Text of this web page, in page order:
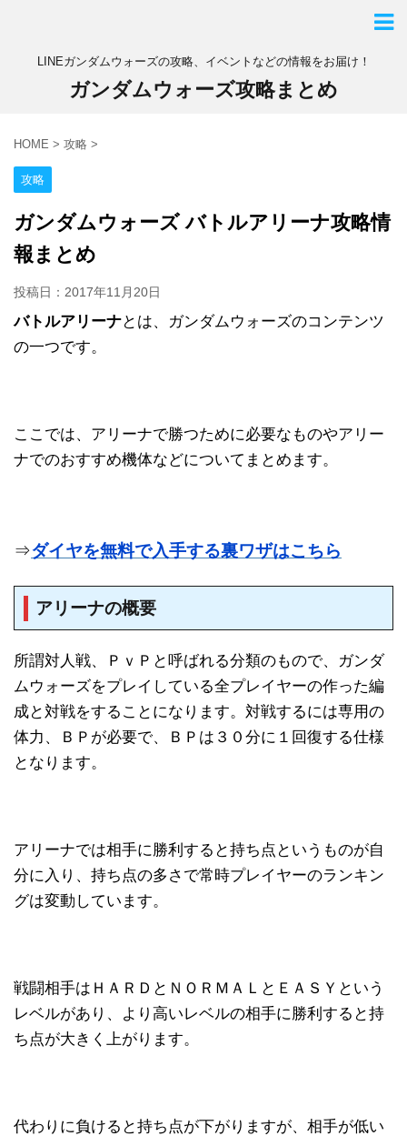
LINEガンダムウォーズの攻略、イベントなどの情報をお届け！
ガンダムウォーズ攻略まとめ
HOME > 攻略 >
攻略
ガンダムウォーズ バトルアリーナ攻略情
報まとめ
投稿日： 2017年11月20日
バトルアリーナとは、ガンダムウォーズのコンテンツ
の一つです。
ここでは、アリーナで勝つために必要なものやアリー
ナでのおすすめ機体などについてまとめます。
⇒ダイヤを無料で入手する裏ワザはこちら
アリーナの概要
所謂対人戦、ＰｖＰと呼ばれる分類のもので、ガンダ
ムウォーズをプレイしている全プレイヤーの作った編
成と対戦をすることになります。対戦するには専用の
体力、ＢＰが必要で、ＢＰは３０分に１回復する仕様
となります。
アリーナでは相手に勝利すると持ち点というものが自
分に入り、持ち点の多さで常時プレイヤーのランキン
グは変動しています。
戦闘相手はＨＡＲＤとＮＯＲＭＡＬとＥＡＳＹという
レベルがあり、より高いレベルの相手に勝利すると持
ち点が大きく上がります。
代わりに負けると持ち点が下がりますが、相手が低い